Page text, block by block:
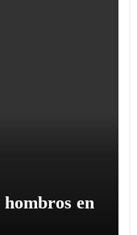
en